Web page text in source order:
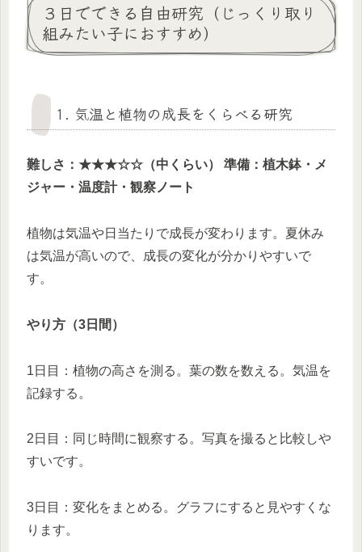
３日でできる自由研究（じっくり取り
組みたい子におすすめ）
1. 気温と植物の成長をくらべる研究
難しさ：★★★☆☆（中くらい）
準備：植木鉢・メ
ジャー・温度計・観察ノート
植物は気温や日当たりで成長が変わります。夏休み
は気温が高いので、成長の変化が分かりやすいで
す。
やり方（3日間）
1日目：植物の高さを測る。葉の数を数える。気温を
記録する。
2日目：同じ時間に観察する。写真を撮ると比較しや
すいです。
3日目：変化をまとめる。グラフにすると見やすくな
ります。